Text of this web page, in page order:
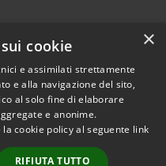
Copyright © 2026 • Ville de •
Powered byMunicipium
Accès rédaction
×
cookie
e assimilati strettamente
e alla navigazione del sito,
al solo fine di elaborare
e anonime.
cookie policy al seguente link
RIFIUTA TUTTO